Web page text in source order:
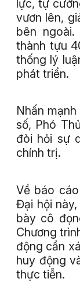
lực, tự
vươn lên,
bên
thành tựu
thống lý
phát triển.
Nhấn
số, Phó
đòi hỏi sự
chính trị.
Về báo
Đại hội
bày cô
Chương
động cần
huy động
thực tiễn.